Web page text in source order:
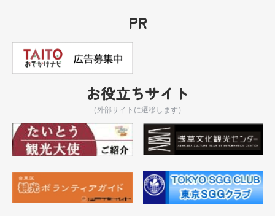
PR
お役立ちサイト
（外部サイトに遷移します）